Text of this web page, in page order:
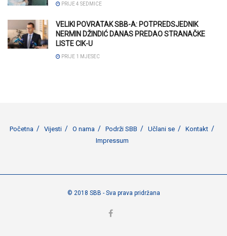
PRIJE 4 SEDMICE
VELIKI POVRATAK SBB-A: POTPREDSJEDNIK
NERMIN DŽINDIĆ DANAS PREDAO STRANAČKE
LISTE CIK-U
PRIJE 1 MJESEC
Početna Vijesti O nama Podrži SBB Učlani se
Kontakt
Impressum
© 2018 SBB - Sva prava pridržana